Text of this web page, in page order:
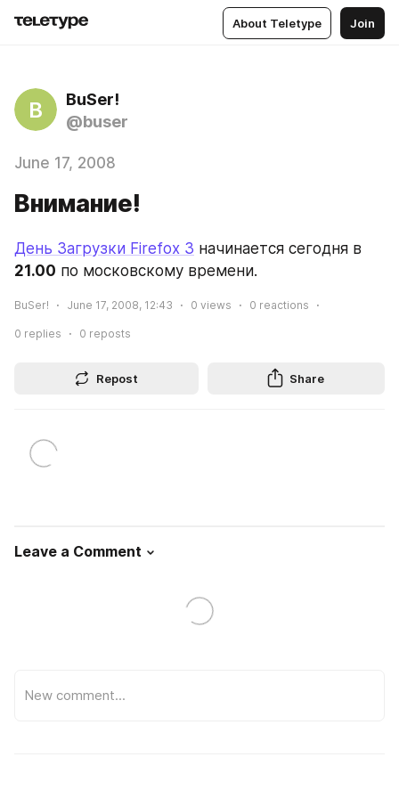
About Teletype Join
B
BuSer!
@buser
June 17, 2008
Внимание!
День Загрузки Firefox 3
21.00 по московскому времени.
BuSer! June 17, 2008, 12:43 0 views 0 reactions
0 replies 0 reposts
Repost Share
Leave a Comment